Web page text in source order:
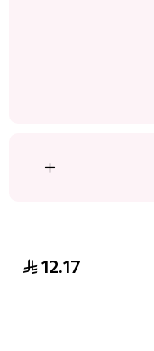
12.17